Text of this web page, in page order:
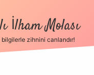
İlham Molası
bilgilerle zihnini canlandır!